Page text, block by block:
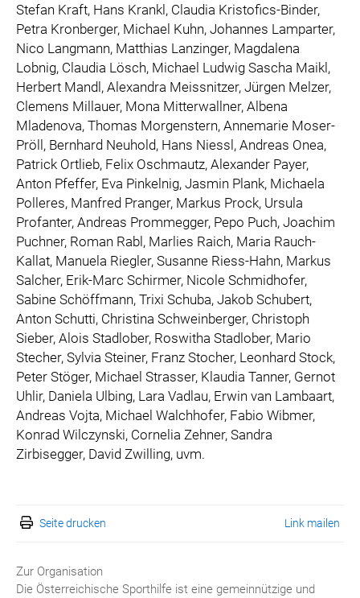
Stefan Kraft, Hans Krankl, Claudia Kristofics-Binder,
Petra Kronberger, Michael Kuhn, Johannes Lamparter,
Nico Langmann, Matthias Lanzinger, Magdalena
Lobnig, Claudia Lösch, Michael Ludwig Sascha Maikl,
Herbert Mandl, Alexandra Meissnitzer, Jürgen Melzer,
Clemens Millauer, Mona Mitterwallner, Albena
Mladenova, Thomas Morgenstern, Annemarie Moser-
Pröll, Bernhard Neuhold, Hans Niessl, Andreas Onea,
Patrick Ortlieb, Felix Oschmautz, Alexander Payer,
Anton Pfeffer, Eva Pinkelnig, Jasmin Plank, Michaela
Polleres, Manfred Pranger, Markus Prock, Ursula
Profanter, Andreas Prommegger, Pepo Puch, Joachim
Puchner, Roman Rabl, Marlies Raich, Maria Rauch-
Kallat, Manuela Riegler, Susanne Riess-Hahn, Markus
Salcher, Erik-Marc Schirmer, Nicole Schmidhofer,
Sabine Schöffmann, Trixi Schuba, Jakob Schubert,
Anton Schutti, Christina Schweinberger, Christoph
Sieber, Alois Stadlober, Roswitha Stadlober, Mario
Stecher, Sylvia Steiner, Franz Stocher, Leonhard Stock,
Peter Stöger, Michael Strasser, Klaudia Tanner, Gernot
Uhlir, Daniela Ulbing, Lara Vadlau, Erwin van Lambaart,
Andreas Vojta, Michael Walchhofer, Fabio Wibmer,
Konrad Wilczynski, Cornelia Zehner, Sandra
Zirbisegger, David Zwilling, uvm.
Seite drucken Link mailen
Zur Organisation
Die Österreichische Sporthilfe ist eine gemeinnützige und